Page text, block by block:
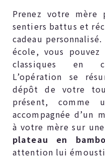
Prenez votre mère
sentiers battus et
cadeau
école, vous pouvez
classiques en
L’opération se
dépôt de votre
présent, comme
accompagnée d’un
à votre mère sur une
plateau en
attention lui